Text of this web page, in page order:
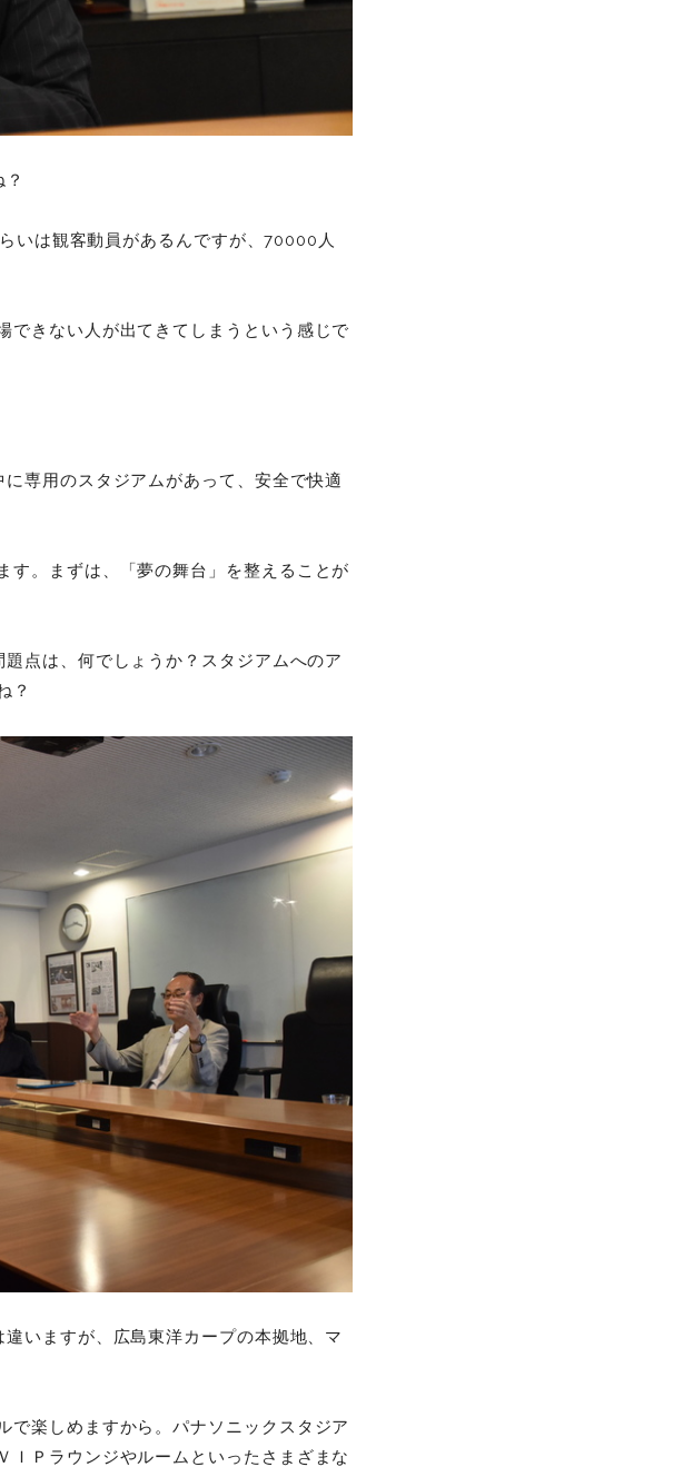
いは観客動員があるんですが、70000人
できない人が出てきてしまうという感じで
専用のスタジアムがあって、安全で快適
す。まずは、「夢の舞台」を整えることが
点は、何でしょうか？スタジアムへのア
？
いますが、広島東洋カープの本拠地、マ
で楽しめますから。パナソニックスタジア
ＩＰラウンジやルームといったさまざまな